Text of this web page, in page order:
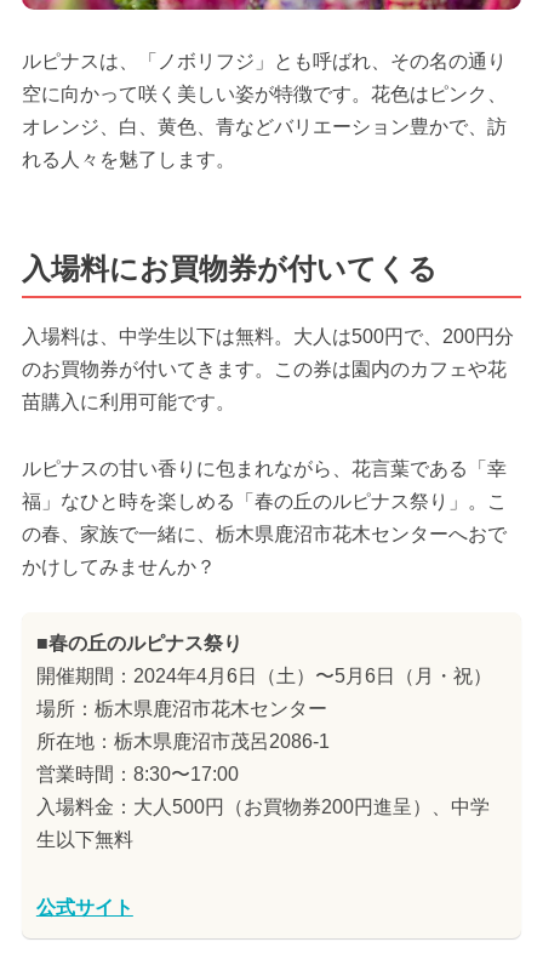
ルピナスは、「ノボリフジ」とも呼ばれ、その名の通り
空に向かって咲く美しい姿が特徴です。花色はピンク、
オレンジ、白、黄色、青などバリエーション豊かで、訪
れる人々を魅了します。
入場料にお買物券が付いてくる
入場料は、中学生以下は無料。大人は500円で、200円分
のお買物券が付いてきます。この券は園内のカフェや花
苗購入に利用可能です。
ルピナスの甘い香りに包まれながら、花言葉である「幸
福」なひと時を楽しめる「春の丘のルピナス祭り」。こ
の春、家族で一緒に、栃木県鹿沼市花木センターへおで
かけしてみませんか？
■春の丘のルピナス祭り
開催期間：2024年4月6日（土）〜5月6日（月・祝）
場所：栃木県鹿沼市花木センター
所在地：栃木県鹿沼市茂呂2086-1
営業時間：8:30〜17:00
入場料金：大人500円（お買物券200円進呈）、中学
生以下無料
公式サイト